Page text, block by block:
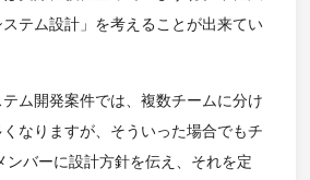
テム設計」を考えることが出来てい
ム開発案件では、複数チームに分け
なりますが、そういった場合でもチ
ンバーに設計方針を伝え、それを定